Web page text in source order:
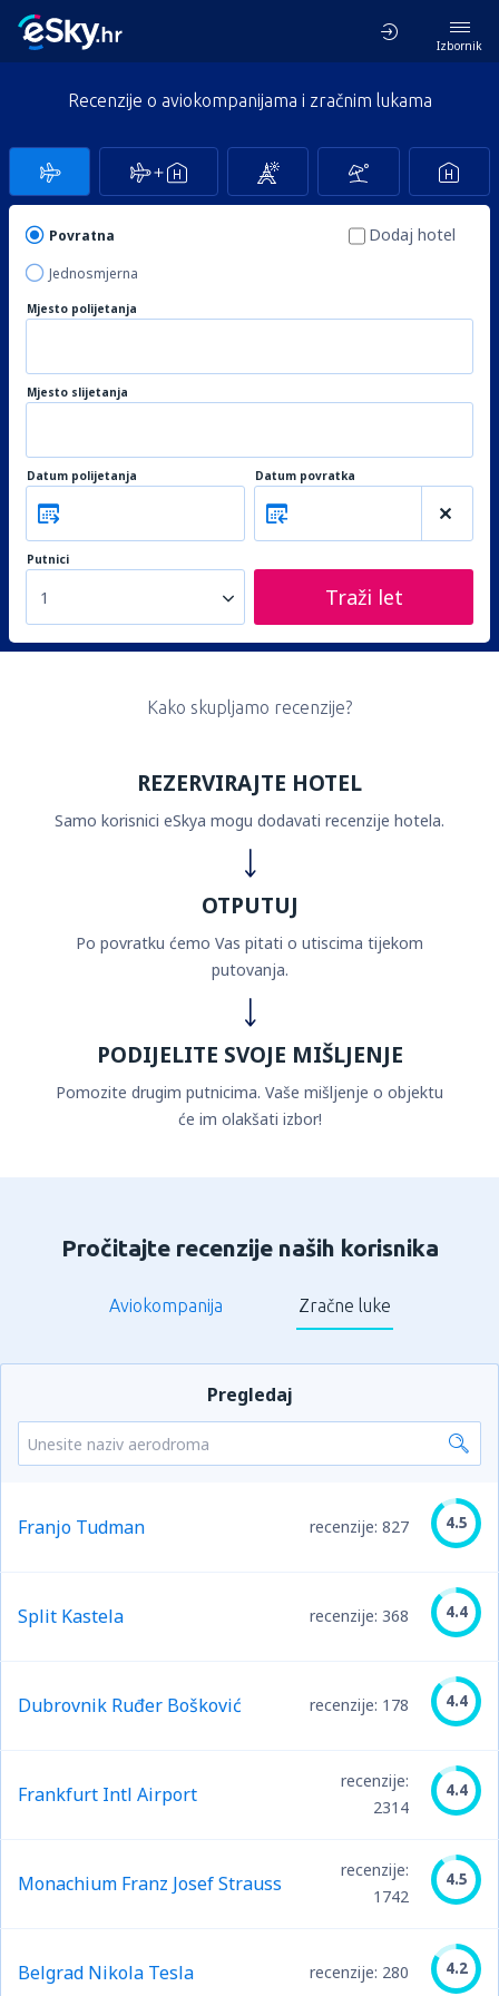
Izbornik
Recenzije o aviokompanijama i zračnim lukama
Povratna
Jednosmjerna
Dodaj hotel
Mjesto polijetanja
Mjesto slijetanja
Datum polijetanja Datum povratka
Putnici
1 Traži let
Kako skupljamo recenzije?
REZERVIRAJTE HOTEL
Samo korisnici eSkya mogu dodavati recenzije hotela.
OTPUTUJ
Po povratku ćemo Vas pitati o utiscima tijekom
putovanja.
PODIJELITE SVOJE MIŠLJENJE
Pomozite drugim putnicima. Vaše mišljenje o objektu
će im olakšati izbor!
Pročitajte recenzije naših korisnika
Aviokompanija Zračne luke
Pregledaj
Franjo Tudman recenzije: 827 4.5
Split Kastela recenzije: 368 4.4
Dubrovnik Ruđer Bošković recenzije: 178 4.4
Frankfurt Intl Airport
recenzije:
2314
4.4
Monachium Franz Josef Strauss
recenzije:
1742
4.5
Belgrad Nikola Tesla recenzije: 280 4.2